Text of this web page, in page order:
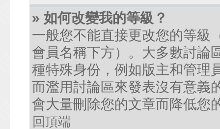
» 如何改變我的等級？
一般您不能直接更改您的等級
會員名稱下方）。大多數討論
種特殊身份，例如版主和管理
而濫用討論區來發表沒有意義
會大量刪除您的文章而降低您
回頂端